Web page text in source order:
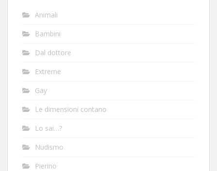
Animali
Bambini
Dal dottore
Extreme
Gay
Le dimensioni contano
Lo sai…?
Nudismo
Pierino